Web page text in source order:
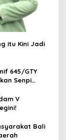
itu Kini Jadi
645/GTY
Senpi
V
Bali